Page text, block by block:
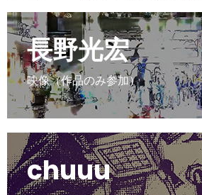
長野光宏
映像（作品のみ参加）
chuuu